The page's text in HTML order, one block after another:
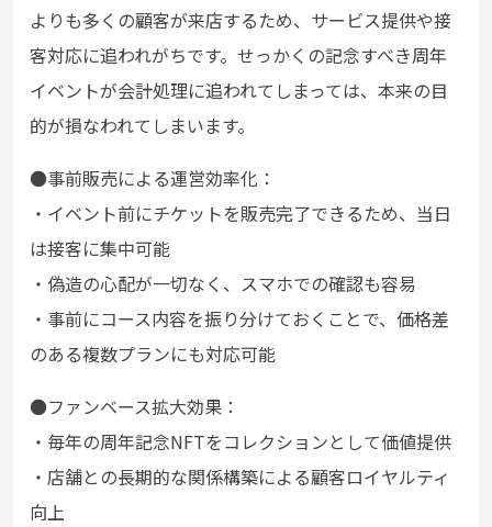
よりも多くの顧客が来店するため、サービス提供や接
客対応に追われがちです。せっかくの記念すべき周年
イベントが会計処理に追われてしまっては、本来の目
的が損なわれてしまいます。
●事前販売による運営効率化：
・ イベント前にチケットを販売完了できるため、当日
は接客に集中可能
・ 偽造の心配が一切なく、スマホでの確認も容易
・ 事前にコース内容を振り分けておくことで、価格差
のある複数プランにも対応可能
●ファンベース拡大効果：
・ 毎年の周年記念NFTをコレクションとして価値提供
・ 店舗との長期的な関係構築による顧客ロイヤルティ
向上